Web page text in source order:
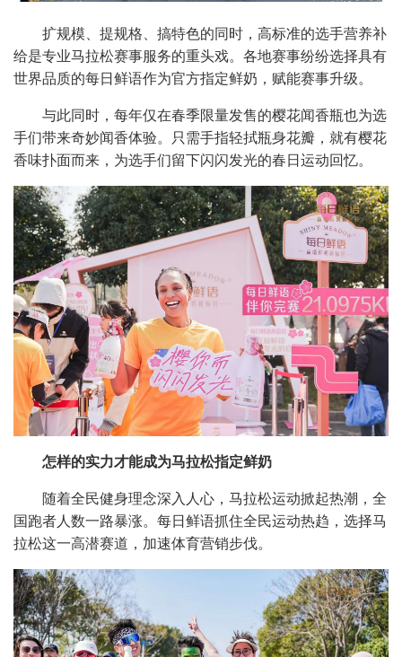
扩规模、提规格、搞特色的同时，高标准的选手营养补
给是专业马拉松赛事服务的重头戏。各地赛事纷纷选择具有
世界品质的每日鲜语作为官方指定鲜奶，赋能赛事升级。
与此同时，每年仅在春季限量发售的樱花闻香瓶也为选
手们带来奇妙闻香体验。只需手指轻拭瓶身花瓣，就有樱花
香味扑面而来，为选手们留下闪闪发光的春日运动回忆。
怎样的实力才能成为马拉松指定鲜奶
随着全民健身理念深入人心，马拉松运动掀起热潮，全
国跑者人数一路暴涨。每日鲜语抓住全民运动热趋，选择马
拉松这一高潜赛道，加速体育营销步伐。